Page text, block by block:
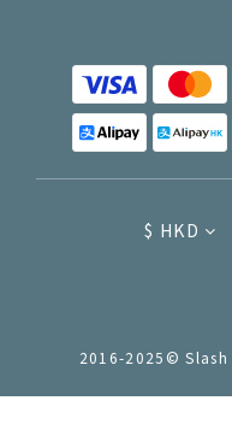
$ HKD
2016-2025© Slash